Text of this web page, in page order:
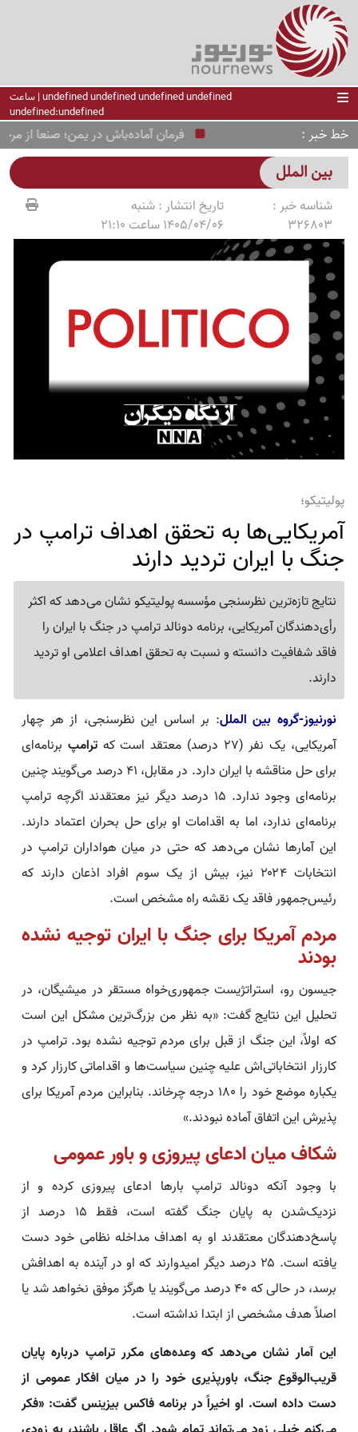
undefined undefined undefined undefined | ساعت
undefined:undefined
خط خبر فرمان آماده‌باش در یمن؛ صنعا از مرحله
بین الملل
شناسه خبر :
326803
تاریخ انتشار :شنبه
1405/04/06 ساعت 21:10
پولیتیکو؛
آمریکایی‌ها به تحقق اهداف ترامپ در
جنگ با ایران تردید دارند
نتایج تازه‌ترین نظرسنجی مؤسسه پولیتیکو نشان می‌دهد که اکثر
رأی‌دهندگان آمریکایی، برنامه دونالد ترامپ در جنگ با ایران را
فاقد شفافیت دانسته و نسبت به تحقق اهداف اعلامی او تردید
دارند.
نورنیوز-گروه بین الملل: بر اساس این نظرسنجی، از هر چهار
آمریکایی، یک نفر (۲۷ درصد) معتقد است که
ترامپ برنامه‌ای
برای حل مناقشه با ایران دارد. در مقابل، ۴۱ درصد می‌گویند چنین
برنامه‌ای وجود ندارد. ۱۵ درصد دیگر نیز معتقدند اگرچه ترامپ
برنامه‌ای ندارد، اما به اقدامات او برای حل بحران اعتماد دارند.
این آمارها نشان می‌دهد که حتی در میان هواداران ترامپ در
انتخابات ۲۰۲۴ نیز، بیش از یک سوم افراد اذعان دارند که
رئیس‌جمهور فاقد یک نقشه راه مشخص است.
مردم آمریکا برای جنگ با ایران توجیه نشده
بودند
جیسون رو، استراتژیست جمهوری‌خواه مستقر در میشیگان، در
تحلیل این نتایج گفت: «به نظر من بزرگ‌ترین مشکل این است
که اولاً، این جنگ از قبل برای مردم توجیه نشده بود. ترامپ در
کارزار انتخاباتی‌اش علیه چنین سیاست‌ها و اقداماتی کارزار کرد و
یکباره موضع خود را ۱۸۰ درجه چرخاند. بنابراین مردم آمریکا برای
پذیرش این اتفاق آماده نبودند.»
شکاف میان ادعای پیروزی و باور عمومی
با وجود آنکه دونالد ترامپ بارها ادعای پیروزی کرده و از
نزدیک‌شدن به پایان جنگ گفته است، فقط ۱۵ درصد از
پاسخ‌دهندگان معتقدند او به اهداف مداخله نظامی خود دست
یافته است. ۲۵ درصد دیگر امیدوارند که او در آینده به اهدافش
برسد، در حالی که ۴۰ درصد می‌گویند یا هرگز موفق نخواهد شد یا
اصلاً هدف مشخصی از ابتدا نداشته است.
این آمار نشان می‌دهد که وعده‌های مکرر ترامپ درباره پایان
قریب‌الوقوع جنگ، باورپذیری خود را در میان افکار عمومی از
دست داده است. او اخیراً در برنامه فاکس بیزینس گفت: «فکر